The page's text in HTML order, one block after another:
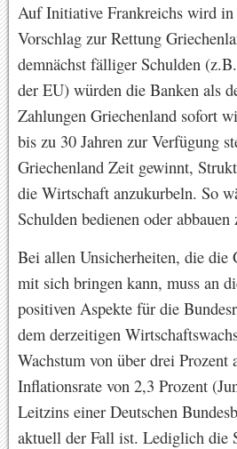
Auf Initiative Frankreichs wird in
Vorschlag zur Rettung
demnächst fälliger Schulden
der EU) würden die Banken als
Zahlungen Griechenland sofort
bis zu 30 Jahren zur Verfügung
Griechenland Zeit gewinnt,
die Wirtschaft anzukurbeln. So
Schulden bedienen oder abbauen
Bei allen Unsicherheiten, die die
mit sich bringen kann, muss an
positiven Aspekte für die
dem derzeitigen
Wachstum von über drei Prozent
Inflationsrate von 2,3 Prozent
Leitzins einer Deutschen
aktuell der Fall ist. Lediglich die